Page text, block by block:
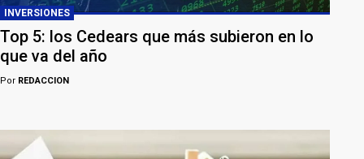
INVERSIONES
Top 5: los Cedears que más subieron en lo
que va del año
Por REDACCION